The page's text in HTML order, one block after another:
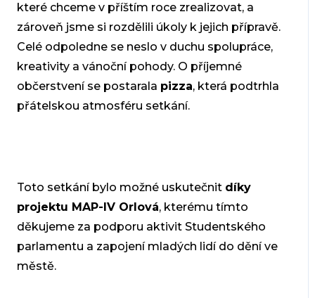
které chceme v příštím roce zrealizovat, a
zároveň jsme si rozdělili úkoly k jejich přípravě.
Celé odpoledne se neslo v duchu spolupráce,
kreativity a vánoční pohody. O příjemné
občerstvení se postarala pizza, která podtrhla
přátelskou atmosféru setkání.
Toto setkání bylo možné uskutečnit díky
projektu MAP-IV Orlová, kterému tímto
děkujeme za podporu aktivit Studentského
parlamentu a zapojení mladých lidí do dění ve
městě.